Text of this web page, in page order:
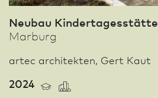
Neu­bau Kinder­tages­stätte
Marburg
artec architekten, Gert Kaut
2024